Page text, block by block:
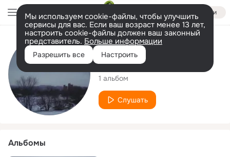
Войти
Мы используем cookie-файлы, чтобы улучшить
сервисы для вас. Если ваш возраст менее 13 лет,
настроить cookie-файлы должен ваш законный
представитель. Больше информации
Разрешить все Настроить
Исполнитель
Jeffrey Middleton
1 альбом
Слушать
Альбомы